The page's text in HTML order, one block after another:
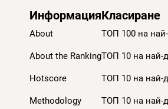
Информация
About
About the Ranking
Hotscore
Methodology
Класиране
ТОП 100 на
ТОП 10 на най-
ТОП 10 на най-
ТОП 10 на най-